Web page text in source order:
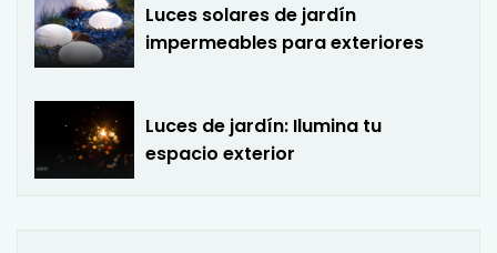
Luces solares de jardín
impermeables para exteriores
Luces de jardín: Ilumina tu
espacio exterior